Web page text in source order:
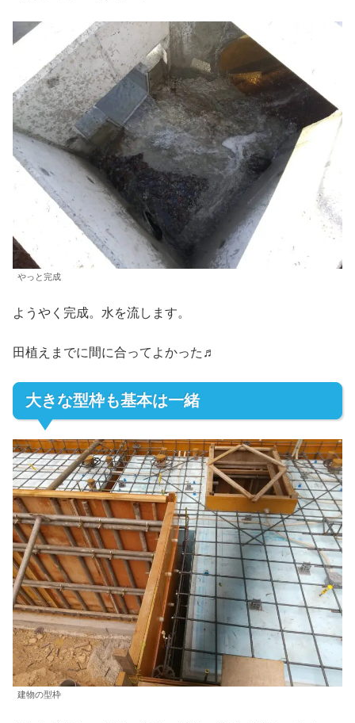
やっと完成
ようやく完成。水を流します。
田植えまでに間に合ってよかった♬
大きな型枠も基本は一緒
建物の型枠